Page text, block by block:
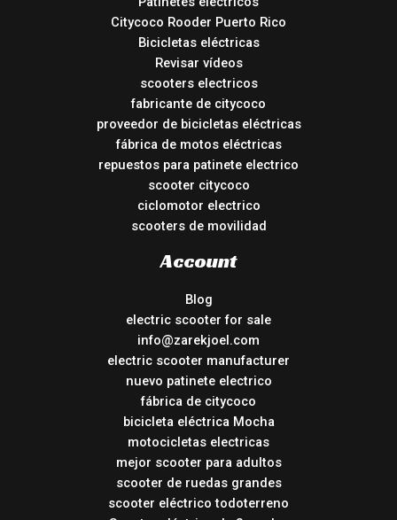
Citycoco Rooder Puerto Rico
Bicicletas eléctricas
Revisar vídeos
scooters electricos
fabricante de citycoco
proveedor de bicicletas eléctricas
fábrica de motos eléctricas
repuestos para patinete electrico
scooter citycoco
ciclomotor electrico
scooters de movilidad
Account
Blog
electric scooter for sale
info@zarekjoel.com
electric scooter manufacturer
nuevo patinete electrico
fábrica de citycoco
bicicleta eléctrica Mocha
motocicletas electricas
mejor scooter para adultos
scooter de ruedas grandes
scooter eléctrico todoterreno